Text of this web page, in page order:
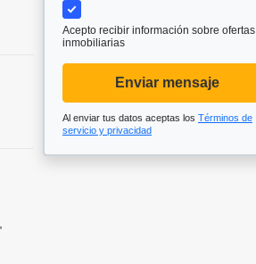
Acepto recibir información sobre ofertas
inmobiliarias
Enviar mensaje
Al enviar tus datos aceptas los Términos de
servicio y privacidad